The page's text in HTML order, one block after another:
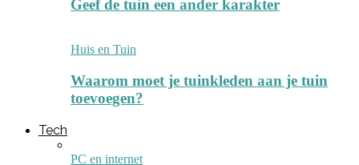
Geef de tuin een ander karakter
Huis en Tuin
Waarom moet je tuinkleden aan je tuin
toevoegen?
Tech
PC en internet